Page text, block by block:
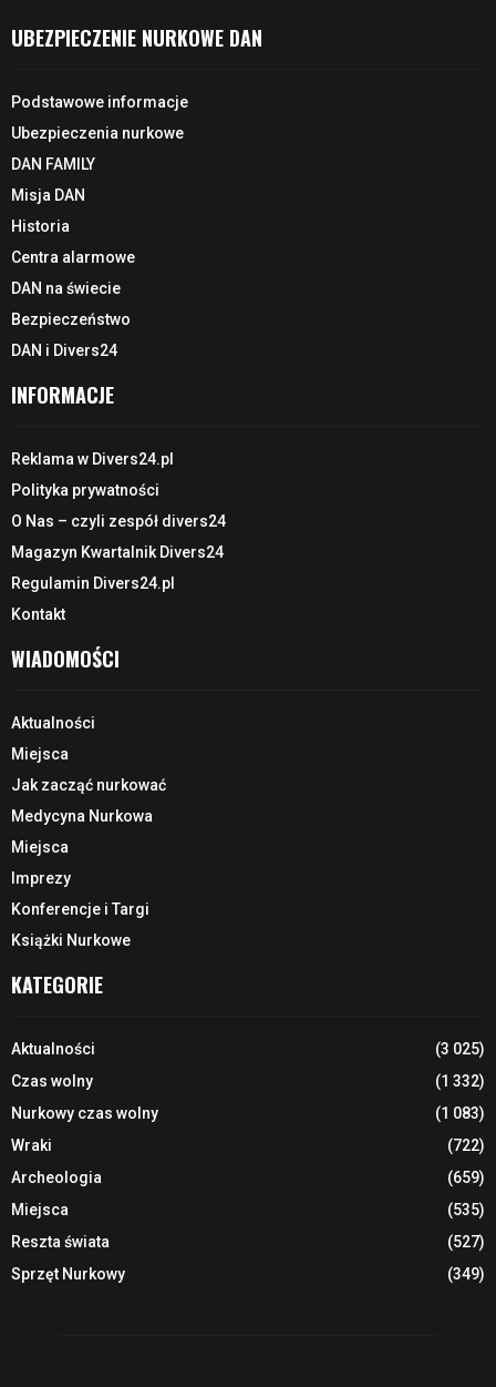
UBEZPIECZENIE NURKOWE DAN
Podstawowe informacje
Ubezpieczenia nurkowe
DAN FAMILY
Misja DAN
Historia
Centra alarmowe
DAN na świecie
Bezpieczeństwo
DAN i Divers24
INFORMACJE
Reklama w Divers24.pl
Polityka prywatności
O Nas – czyli zespół divers24
Magazyn Kwartalnik Divers24
Regulamin Divers24.pl
Kontakt
WIADOMOŚCI
Aktualności
Miejsca
Jak zacząć nurkować
Medycyna Nurkowa
Miejsca
Imprezy
Konferencje i Targi
Książki Nurkowe
KATEGORIE
Aktualności
(3 025)
Czas wolny
(1 332)
Nurkowy czas wolny
(1 083)
Wraki
(722)
Archeologia
(659)
Miejsca
(535)
Reszta świata
(527)
Sprzęt Nurkowy
(349)